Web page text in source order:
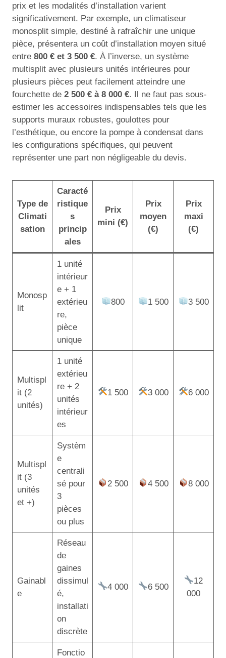
prix et les modalités d’installation varient
significativement. Par exemple, un climatiseur
monosplit simple, destiné à rafraîchir une unique
pièce, présentera un coût d’installation moyen situé
entre 800 € et 3 500 €. À l’inverse, un système
multisplit avec plusieurs unités intérieures pour
plusieurs pièces peut facilement atteindre une
fourchette de 2 500 € à 8 000 €. Il ne faut pas sous-
estimer les accessoires indispensables tels que les
supports muraux robustes, goulottes pour
l’esthétique, ou encore la pompe à condensat dans
les configurations spécifiques, qui peuvent
représenter une part non négligeable du devis.
Type de
Climati
sation
Caracté
ristique
s
princip
ales
Prix
mini (€)
Prix
moyen
(€)
Prix
maxi
(€)
Monosp
lit
1 unité
intérieur
e + 1
extérieu
re,
pièce
unique
800 1 500 3 500
Multispl
it (2
unités)
1 unité
extérieu
re + 2
unités
intérieur
es
1 500 3 000 6 000
Multispl
it (3
unités
et +)
Systèm
e
centrali
sé pour
3
pièces
ou plus
2 500 4 500 8 000
Gainabl
e
Réseau
de
gaines
dissimul
é,
installati
on
discrète
4 000 6 500
12
000
Fonctio